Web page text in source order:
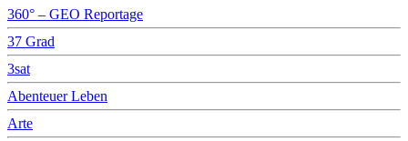
360° – GEO Reportage
37 Grad
3sat
Abenteuer Leben
Arte